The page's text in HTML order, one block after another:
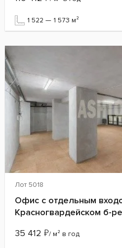
1 522 — 1 573 м²
Лот 5018
Офис с отдельным
Красногвардейском б-
35 412 ₽/ м² в год